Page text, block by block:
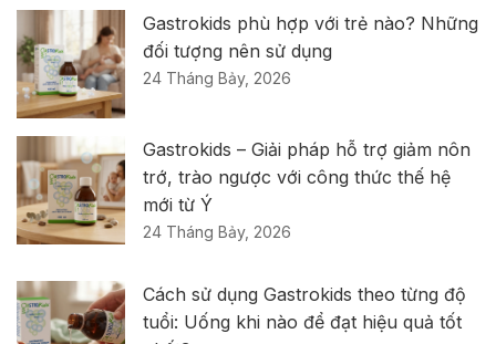
Gastrokids phù hợp với trẻ nào? Những
đối tượng nên sử dụng
24 Tháng Bảy, 2026
Gastrokids – Giải pháp hỗ trợ giảm nôn
trớ, trào ngược với công thức thế hệ
mới từ Ý
24 Tháng Bảy, 2026
Cách sử dụng Gastrokids theo từng độ
tuổi: Uống khi nào để đạt hiệu quả tốt